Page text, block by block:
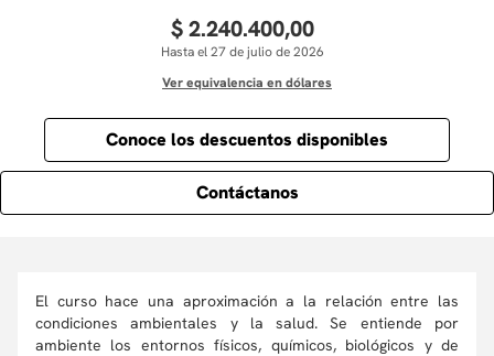
$ 2.240.400,00
Hasta el 27 de julio de 2026
Ver equivalencia en dólares
Conoce los descuentos disponibles
Contáctanos
El curso hace una aproximación a la relación entre las
condiciones ambientales y la salud. Se entiende por
ambiente los entornos físicos, químicos, biológicos y de